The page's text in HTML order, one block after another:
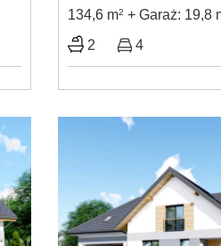
134,6 m2 + Garaż: 19,8
2 4